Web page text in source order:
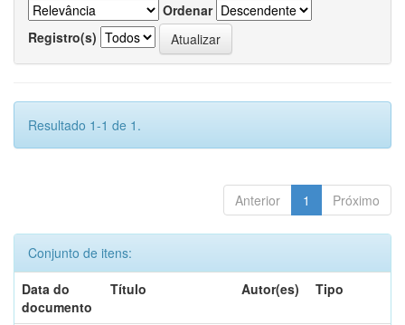
Ordenar
Registro(s)
Resultado 1-1 de 1.
Anterior 1 Próximo
Conjunto de itens:
Data do
documento
Título Autor(es) Tipo